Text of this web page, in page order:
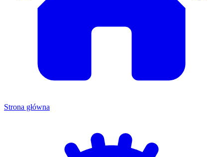
Strona główna